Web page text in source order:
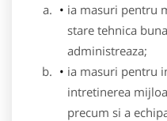
ia masuri pentru
stare tehnica
administreaza;
ia masuri pentru
intretinerea
precum si a